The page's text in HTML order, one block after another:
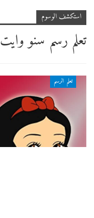
استكشف الوسوم
تعلم رسم سنو وايت
تعلم الرسم